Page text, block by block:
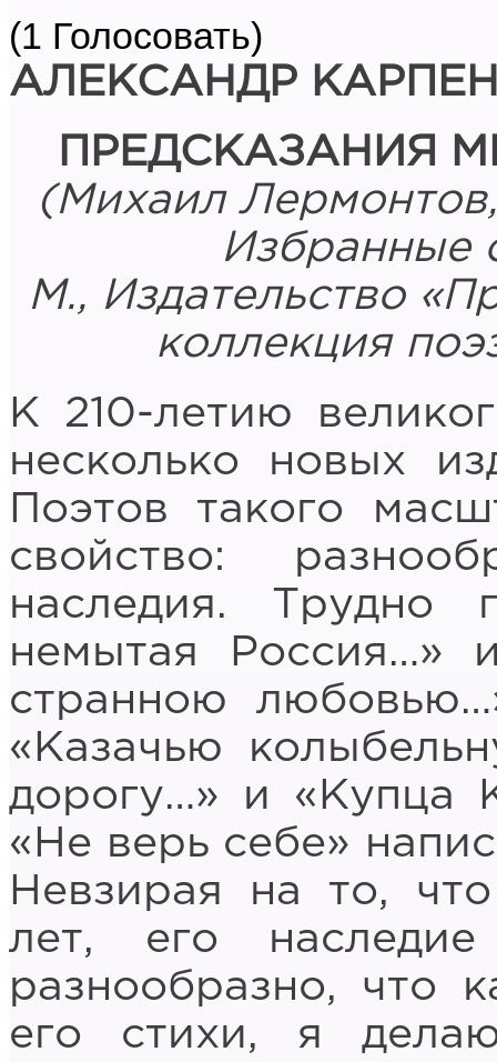
(1 Голосовать)
АЛЕКСАНДР
ПРЕДСКАЗАНИЯ
(Михаил
Избранные
М., Издательство
коллекция
К 210-летию
несколько новых
Поэтов такого
свойство:
наследия. Трудно
немытая Россия…»
странною
«Казачью
дорогу…» и «Купца
«Не верь себе»
Невзирая на то,
лет, его
разнообразно, что
его стихи, я